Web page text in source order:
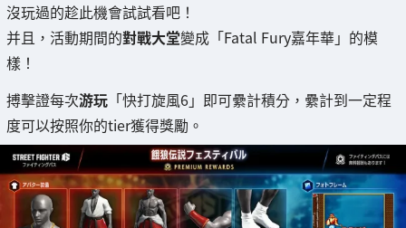
沒玩過的趁此機會試試看吧！
并且，活動期間的對戰大堂變成「Fatal Fury嘉年華」的模
樣！
搏擊證每次游玩 「快打旋風6」即可纍計積分，纍計到一定程
度可以按照你的tier獲得獎勵。